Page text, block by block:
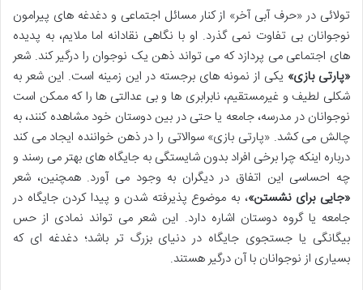
تولائی در «حرف آبی آخر» از کنار مسائل اجتماعی و دغدغه های پیرامون
نوجوانان بی تفاوت نمی گذرد. او با نگاهی نقادانه اما ملایم، به پدیده
های اجتماعی می پردازد که می تواند ذهن یک نوجوان را درگیر کند. شعر
«پارتی بازی» یکی از نمونه های برجسته در این زمینه است. این شعر به
شکلی لطیف و غیرمستقیم، نابرابری ها و بی عدالتی ها را که ممکن است
نوجوانان در مدرسه، جامعه یا حتی در بین دوستان خود مشاهده کنند، به
چالش می کشد. «پارتی بازی» سوالاتی را در ذهن خواننده ایجاد می کند
درباره اینکه چرا برخی افراد بدون شایستگی به جایگاه های بهتر می رسند و
چه احساسی این اتفاق در دیگران به وجود می آورد. همچنین، شعر
«جایی برای نشستن»، به موضوع پذیرفته شدن و پیدا کردن جایگاه در
جامعه یا گروه دوستان اشاره دارد. این شعر می تواند نمادی از حس
بیگانگی یا جستجوی جایگاه در دنیای بزرگ تر باشد؛ دغدغه ای که
بسیاری از نوجوانان با آن درگیر هستند.